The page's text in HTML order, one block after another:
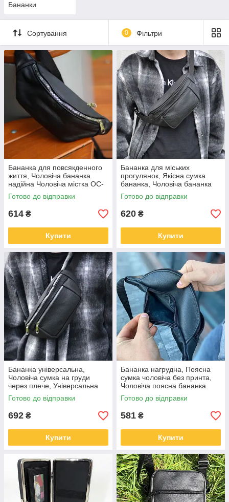
Бананки
Сортування 0 Фільтри
Бананка для повсякденного
життя, Чоловіча бананка
надійна Чоловіча містка OC-
61
Готово до відправки
614 ₴
Купити
Бананка для міських
прогулянок, Якісна сумка
бананка, Чоловіча бананка
надійна Зручна чорна IH-49
Готово до відправки
620 ₴
Купити
Бананка універсальна,
Чоловіча сумка на груди
через плече, Універсальна
сумка бананка Вулична GZ-
75
Готово до відправки
692 ₴
Купити
Бананка нагрудна, Поясна
сумка чоловіча без принта,
Чоловіча поясна бананка
чорна для вулиці NQ-32
Готово до відправки
581 ₴
Купити